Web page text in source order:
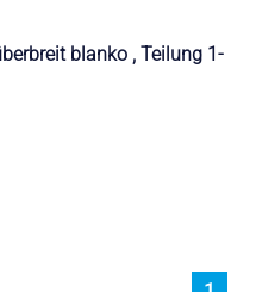
blanko , Teilung 1-